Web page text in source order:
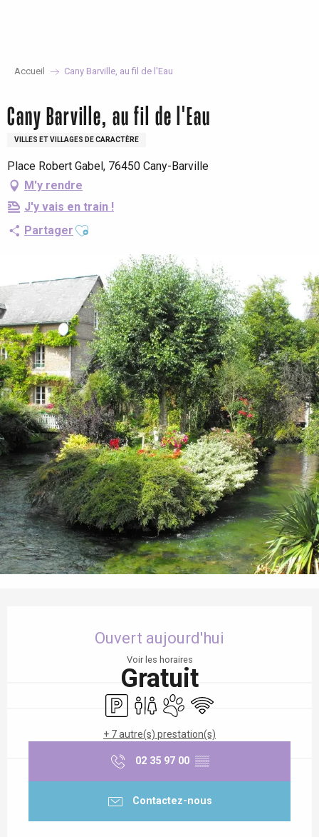
Accueil Cany Barville, au fil de l'Eau
Cany Barville, au fil de l'Eau
VILLES ET VILLAGES DE CARACTÈRE
Place Robert Gabel, 76450 Cany-Barville
M'y rendre
J'y vais en train !
Partager Ajouter aux favoris
Ouvert aujourd'hui
Voir les horaires
Gratuit
ParkingToilettesAnimaux acceptés
WiFi
+ 7 autre(s) prestation(s)
02 35 97 00 ▒▒
Contactez-nous